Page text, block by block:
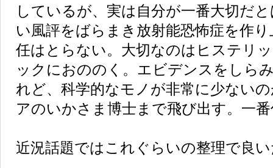
しているが、実は自分が一番大切だ
い風評をばらまき放射能恐怖症を作
任はとらない。大切なのはヒステリ
ックにおののく。エビデンスをしら
れど、科学的なモノが非常に少ない
アのいかさま博士まで飛び出す。一
近況話題ではこれぐらいの整理で良